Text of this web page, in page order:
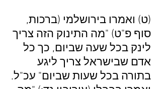
(ט) ואמרו בירושלמי (ברכות,
סוף פ"ט) "מה התינוק הזה צריך
לינק בכל שעה שביום, כך כל
אדם שבישראל צריך ליגע
בתורה בכל שעות שביום" עכ"ל.